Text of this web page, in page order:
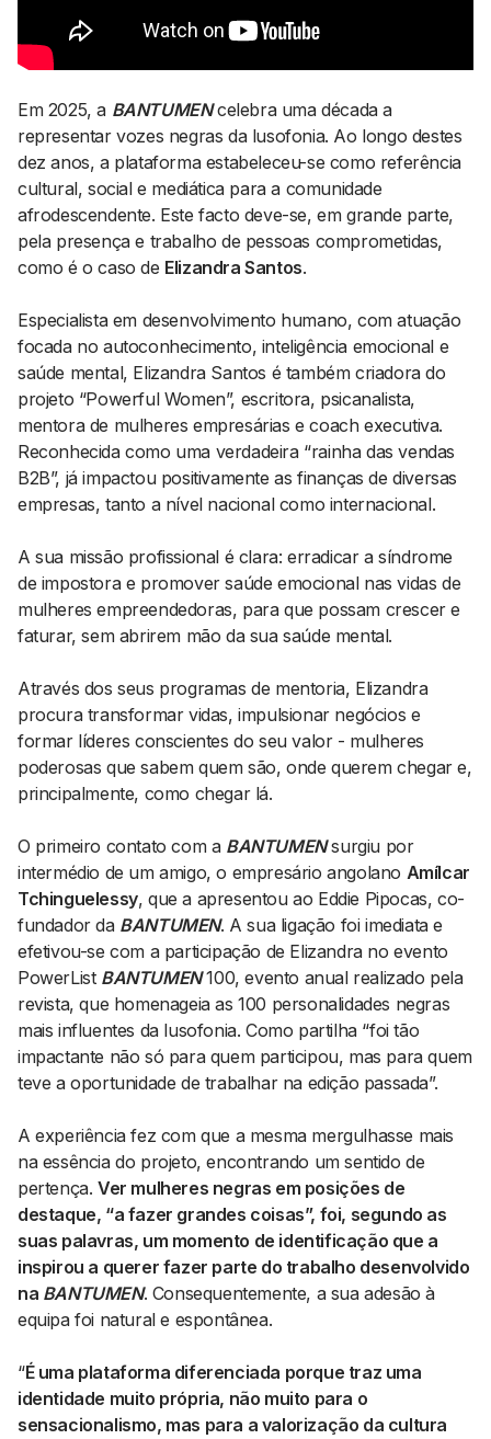
AGENDA CULTURAL
POWER LIST
SUBMETER EVENTOS
NOTÍCIAS
EMPREENDEDORISMO
COMUNICAÇÃO
Contactos
EMAIL
GERAL@BANTUMEN.COM
+351 912 127 577
Pesquisar
Em 2025, a BANTUMENcelebra uma década a
representar vozes negras da lusofonia. Ao longo destes
dez anos, a plataforma estabeleceu-se como referência
cultural, social e mediática para a comunidade
afrodescendente. Este facto deve-se, em grande parte,
pela presença e trabalho de pessoas comprometidas,
como é o caso de Elizandra Santos.
Especialista em desenvolvimento humano, com atuação
focada no autoconhecimento, inteligência emocional e
saúde mental, Elizandra Santos é também criadora do
projeto “Powerful Women”, escritora, psicanalista,
mentora de mulheres empresárias e coach executiva.
Reconhecida como uma verdadeira “rainha das vendas
B2B”, já impactou positivamente as finanças de diversas
empresas, tanto a nível nacional como internacional.
A sua missão profissional é clara: erradicar a síndrome
de impostora e promover saúde emocional nas vidas de
mulheres empreendedoras, para que possam crescer e
faturar, sem abrirem mão da sua saúde mental.
Através dos seus programas de mentoria, Elizandra
procura transformar vidas, impulsionar negócios e
formar líderes conscientes do seu valor - mulheres
poderosas que sabem quem são, onde querem chegar e,
principalmente, como chegar lá.
O primeiro contato com a BANTUMENsurgiu por
intermédio de um amigo, o empresário angolano Amílcar
Tchinguelessy, que a apresentou ao Eddie Pipocas, co-
fundador da BANTUMEN. A sua ligação foi imediata e
efetivou-se com a participação de Elizandra no evento
PowerList BANTUMEN100, evento anual realizado pela
revista, que homenageia as 100 personalidades negras
mais influentes da lusofonia. Como partilha “foi tão
impactante não só para quem participou, mas para quem
teve a oportunidade de trabalhar na edição passada”.
A experiência fez com que a mesma mergulhasse mais
na essência do projeto, encontrando um sentido de
pertença. Ver mulheres negras em posições de
destaque, “a fazer grandes coisas”, foi, segundo as
suas palavras, um momento de identificação que a
inspirou a querer fazer parte do trabalho desenvolvido
na BANTUMEN. Consequentemente, a sua adesão à
equipa foi natural e espontânea.
“É uma plataforma diferenciada porque traz uma
identidade muito própria, não muito para o
sensacionalismo, mas para a valorização da cultura